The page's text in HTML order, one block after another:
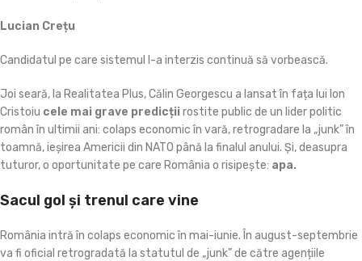
Lucian Crețu
Candidatul pe care sistemul l-a interzis continuă să vorbească.
Joi seară, la Realitatea Plus, Călin Georgescu a lansat în fața lui Ion
Cristoiu cele mai grave predicții rostite public de un lider politic
român în ultimii ani: colaps economic în vară, retrogradare la „junk” în
toamnă, ieșirea Americii din NATO până la finalul anului. Și, deasupra
tuturor, o oportunitate pe care România o risipește: apa.
Sacul gol și trenul care vine
România intră în colaps economic în mai-iunie. În august-septembrie
va fi oficial retrogradată la statutul de „junk” de către agențiile